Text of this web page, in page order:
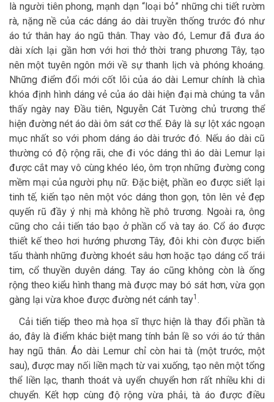
là người tiên phong, mạnh dạn “loại bỏ” những chi tiết rườm
rà, nặng nề của các dáng áo dài truyền thống trước đó như
áo tứ thân hay áo ngũ thân. Thay vào đó, Lemur đã đưa áo
dài xích lại gần hơn với hơi thở thời trang phương Tây, tạo
nên một tuyên ngôn mới về sự thanh lịch và phóng khoáng.
Những điểm đổi mới cốt lõi của áo dài Lemur chính là chìa
khóa định hình dáng vẻ của áo dài hiện đại mà chúng ta vẫn
thấy ngày nay Đầu tiên, Nguyễn Cát Tường chủ trương thể
hiện đường nét áo dài ôm sát cơ thể. Đây là sự lột xác ngoạn
mục nhất so với phom dáng áo dài trước đó. Nếu áo dài cũ
thường có độ rộng rãi, che đi vóc dáng thì áo dài Lemur lại
được cắt may vô cùng khéo léo, ôm trọn những đường cong
mềm mại của người phụ nữ. Đặc biệt, phần eo được siết lại
tinh tế, kiến tạo nên một vóc dáng thon gọn, tôn lên vẻ đẹp
quyến rũ đầy ý nhị mà không hề phô trương. Ngoài ra, ông
cũng cho cải tiến táo bạo ở phần cổ và tay áo. Cổ áo được
thiết kế theo hơi hướng phương Tây, đôi khi còn được biến
tấu thành những đường khoét sâu hơn hoặc tạo dáng cổ trái
tim, cổ thuyền duyên dáng. Tay áo cũng không còn là ống
rộng theo kiểu hình thang mà được may bó sát hơn, vừa gọn
gàng lại vừa khoe được đường nét cánh tay1 .
Cải tiến tiếp theo mà họa sĩ thực hiện là thay đổi phần tà
áo, đây là điểm khác biệt mang tính bản lề so với áo tứ thân
hay ngũ thân. Áo dài Lemur chỉ còn hai tà (một trước, một
sau), được may nối liền mạch từ vai xuống, tạo nên một tổng
thể liền lạc, thanh thoát và uyển chuyển hơn rất nhiều khi di
chuyển. Kết hợp cùng độ rộng vừa phải, tà áo được điều